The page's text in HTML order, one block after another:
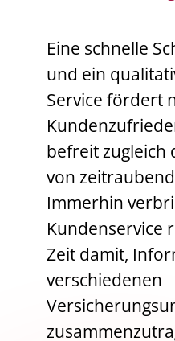
Eine schnelle
und ein
Service fördert
befreit zugleich
von
Immerhin
Kundenservice
Zeit damit,
verschiedenen